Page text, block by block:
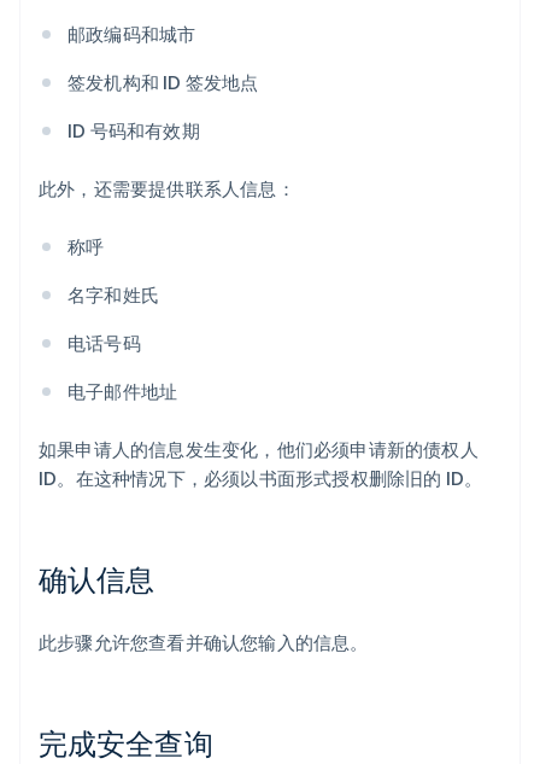
邮政编码和城市
签发机构和 ID 签发地点
ID 号码和有效期
此外，还需要提供联系人信息：
称呼
名字和姓氏
电话号码
电子邮件地址
如果申请人的信息发生变化，他们必须申请新的债权人
ID。在这种情况下，必须以书面形式授权删除旧的 ID。
确认信息
此步骤允许您查看并确认您输入的信息。
完成安全查询